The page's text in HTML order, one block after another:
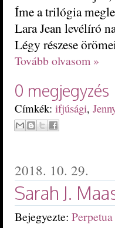
Íme a trilógia
Lara Jean levélíró
Légy részese
Tovább olvasom »
0 megjegyzés
Címkék: ifjúsági,
2018. 10. 29.
Sarah J.
Bejegyezte: Perpetua